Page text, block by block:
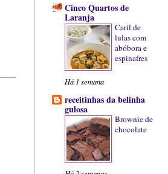
Cinco Quartos de
Laranja
Caril de
lulas com
abóbora e
espinafres
Há 1 semana
receitinhas da belinha
gulosa
Brownie de
chocolate